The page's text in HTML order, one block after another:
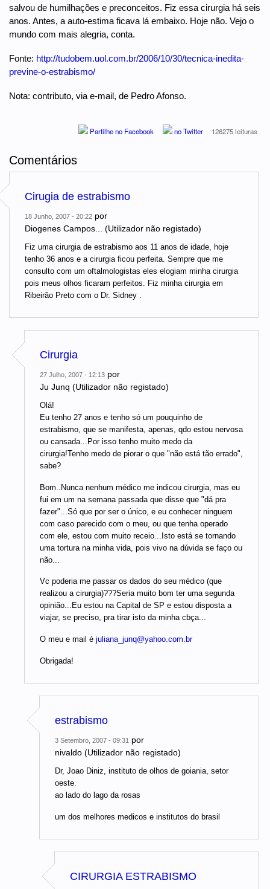
salvou de humilhações e preconceitos. Fiz essa cirurgia há seis
anos. Antes, a auto-estima ficava lá embaixo. Hoje não. Vejo o
mundo com mais alegria, conta.
Fonte: http://tudobem.uol.com.br/2006/10/30/tecnica-inedita-
previne-o-estrabismo/
Nota: contributo, via e-mail, de Pedro Afonso.
Partilhe no Facebook no Twitter 126275 leituras
Comentários
Cirugia de estrabismo
18 Junho, 2007 - 20:22 por
Diogenes Campos... (Utilizador não registado)
Fiz uma cirurgia de estrabismo aos 11 anos de idade, hoje
tenho 36 anos e a cirurgia ficou perfeita. Sempre que me
consulto com um oftalmologistas eles elogiam minha cirurgia
pois meus olhos ficaram perfeitos. Fiz minha cirurgia em
Ribeirão Preto com o Dr. Sidney .
Cirurgia
27 Julho, 2007 - 12:13 por
Ju Junq (Utilizador não registado)
Olá!
Eu tenho 27 anos e tenho só um pouquinho de
estrabismo, que se manifesta, apenas, qdo estou nervosa
ou cansada...Por isso tenho muito medo da
cirurgia!Tenho medo de piorar o que "não está tão errado",
sabe?
Bom..Nunca nenhum médico me indicou cirurgia, mas eu
fui em um na semana passada que disse que "dá pra
fazer"...Só que por ser o único, e eu conhecer ninguem
com caso parecido com o meu, ou que tenha operado
com ele, estou com muito receio...Isto está se tornando
uma tortura na minha vida, pois vivo na dúvida se faço ou
não...
Vc poderia me passar os dados do seu médico (que
realizou a cirurgia)???Seria muito bom ter uma segunda
opinião...Eu estou na Capital de SP e estou disposta a
viajar, se preciso, pra tirar isto da minha cbça...
O meu e mail é juliana_junq@yahoo.com.br
Obrigada!
estrabismo
3 Setembro, 2007 - 09:31
por
nivaldo (Utilizador não registado)
Dr, Joao Diniz, instituto de olhos de goiania, setor
oeste.
ao lado do lago da rosas
um dos melhores medicos e institutos do brasil
CIRURGIA ESTRABISMO